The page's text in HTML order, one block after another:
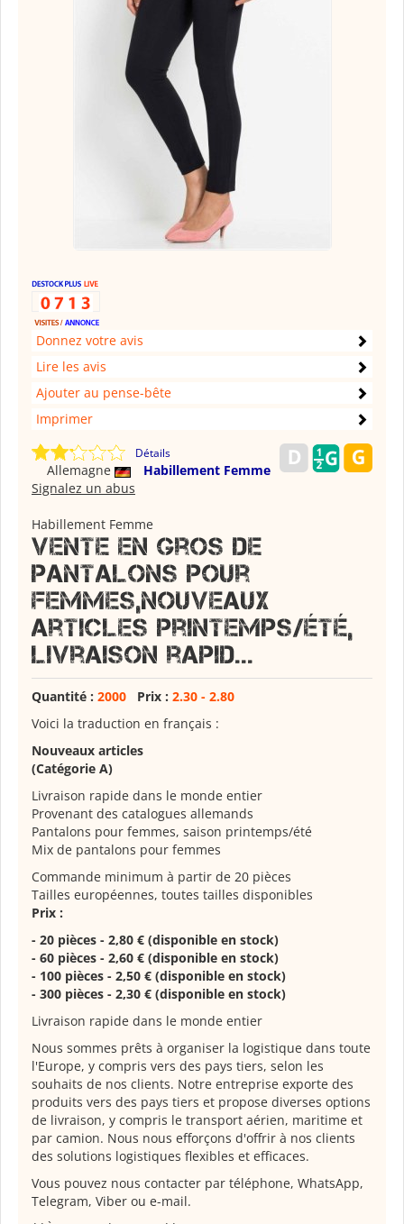
Donnez votre avis
Lire les avis
Ajouter au pense-bête
Imprimer
Détails
Allemagne
Habillement Femme
Signalez un abus
Habillement Femme
Vente en gros de
pantalons pour
femmes,Nouveaux
articles printemps/été,
livraison rapid...
Quantité : 2000 Prix : 2.30 - 2.80
Voici la traduction en français :
Nouveaux articles
(Catégorie A)
Livraison rapide dans le monde entier
Provenant des catalogues allemands
Pantalons pour femmes, saison printemps/été
Mix de pantalons pour femmes
Commande minimum à partir de 20 pièces
Tailles européennes, toutes tailles disponibles
Prix :
- 20 pièces - 2,80 € (disponible en stock)
- 60 pièces - 2,60 € (disponible en stock)
- 100 pièces - 2,50 € (disponible en stock)
- 300 pièces - 2,30 € (disponible en stock)
Livraison rapide dans le monde entier
Nous sommes prêts à organiser la logistique dans toute
l'Europe, y compris vers des pays tiers, selon les
souhaits de nos clients. Notre entreprise exporte des
produits vers des pays tiers et propose diverses options
de livraison, y compris le transport aérien, maritime et
par camion. Nous nous efforçons d'offrir à nos clients
des solutions logistiques flexibles et efficaces.
Vous pouvez nous contacter par téléphone, WhatsApp,
Telegram, Viber ou e-mail.